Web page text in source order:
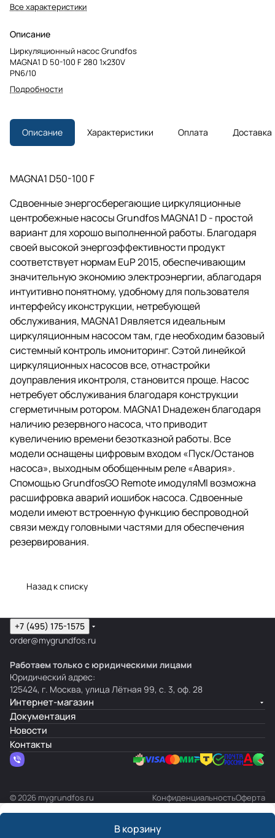
Все характеристики
Описание
Циркуляционный насос Grundfos
MAGNA1 D 50-100 F 280 1x230V
PN6/10
Подробности
Описание Характеристики Оплата Доставка
MAGNA1 D50-100 F
Сдвоенные энергосберегающие циркуляционные
центробежные насосы Grundfos MAGNA1 D - простой
вариант для хорошо выполненной работы. Благодаря
своей высокой энергоэффективности продукт
соответствует нормам EuP 2015, обеспечивающим
значительную экономию электроэнергии, аблагодаря
интуитивно понятному, удобному для пользователя
интерфейсу иконструкции, нетребующей
обслуживания, MAGNA1 Dявляется идеальным
циркуляционным насосом там, где необходим базовый
системный контроль имониторинг. Сэтой линейкой
циркуляционных насосов все, отнастройки
доуправления иконтроля, становится проще. Насос
нетребует обслуживания благодаря конструкции
сгерметичным ротором. MAGNA1 Dнадежен благодаря
наличию резервного насоса, что приводит
кувеличению времени безотказной работы. Все
модели оснащены цифровым входом «Пуск/Останов
насоса», выходным обобщенным реле «Авария».
Спомощью GrundfosGO Remote имодуляMI возможна
расшифровка аварий иошибок насоса. Сдвоенные
модели имеют встроенную функцию беспроводной
связи между головными частями для обеспечения
резервирования.
Назад к списку
В корзину
+7 (495) 175-1575
order@mygrundfos.ru
Работаем только с юридическими лицами
Юридический адрес:
125424, г. Москва, улица Лётная 99, с. 3, оф. 28
Интернет-магазин
Документация
Новости
Контакты
© 2026 mygrundfos.ru КонфиденциальностьОферта